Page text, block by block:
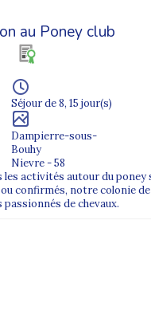
au Poney club
Séjour de 8, 15 jour(s)
Dampierre-sous-
Bouhy
Nievre - 58
les activités autour du poney
confirmés, notre colonie
de chevaux.